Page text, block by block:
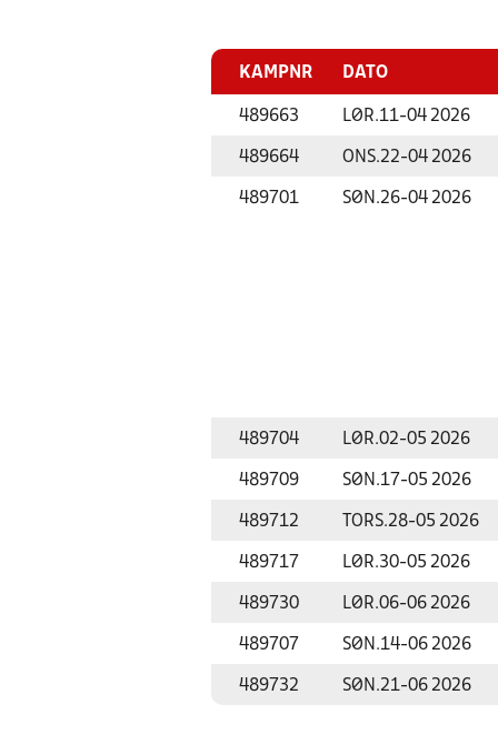
KAMPNR DATO
489663 LØR.11-04 2026
489664 ONS.22-04 2026
489701 SØN.26-04 2026
489704 LØR.02-05 2026
489709 SØN.17-05 2026
489712 TORS.28-05 2026
489717 LØR.30-05 2026
489730 LØR.06-06 2026
489707 SØN.14-06 2026
489732 SØN.21-06 2026